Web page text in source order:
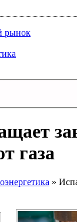
рынок
газа
»